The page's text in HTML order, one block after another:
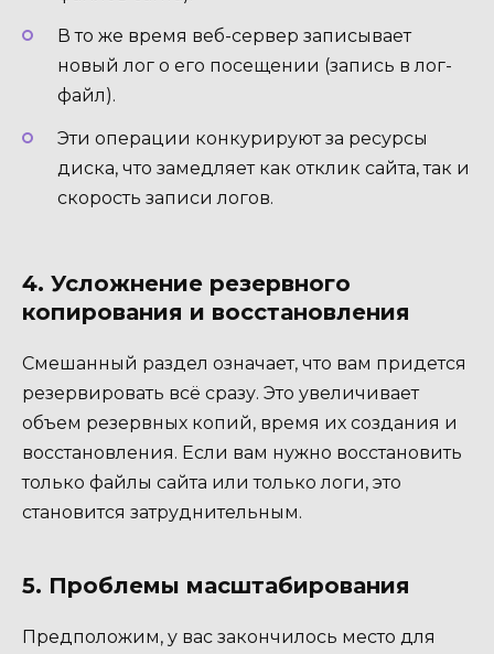
В то же время веб-сервер записывает
новый лог о его посещении (запись в лог-
файл).
Эти операции конкурируют за ресурсы
диска, что замедляет как отклик сайта, так и
скорость записи логов.
4. Усложнение резервного
копирования и восстановления
Смешанный раздел означает, что вам придется
резервировать всё сразу. Это увеличивает
объем резервных копий, время их создания и
восстановления. Если вам нужно восстановить
только файлы сайта или только логи, это
становится затруднительным.
5. Проблемы масштабирования
Предположим, у вас закончилось место для